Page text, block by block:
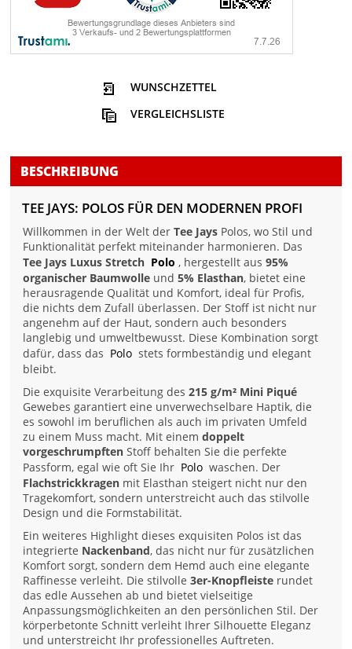
WUNSCHZETTEL
VERGLEICHSLISTE
BESCHREIBUNG
TEE JAYS: POLOS FÜR DEN MODERNEN PROFI
Willkommen in der Welt derTee Jays Polos, wo Stil und
Funktionalität perfekt miteinander harmonieren. Das
Tee Jays Luxus Stretch Polo , hergestellt aus95%
organischer Baumwolle und5% Elasthan, bietet eine
herausragende Qualität und Komfort, ideal für Profis,
die nichts dem Zufall überlassen. Der Stoff ist nicht nur
angenehm auf der Haut, sondern auch besonders
langlebig und umweltbewusst. Diese Kombination sorgt
dafür, dass das Polo stets formbeständig und elegant
bleibt.
Die exquisite Verarbeitung des215 g/m² Mini Piqué
Gewebes garantiert eine unverwechselbare Haptik, die
es sowohl im beruflichen als auch im privaten Umfeld
zu einem Muss macht. Mit einemdoppelt
vorgeschrumpften Stoff behalten Sie die perfekte
Passform, egal wie oft Sie Ihr Polo waschen. Der
Flachstrickkragen mit Elasthan steigert nicht nur den
Tragekomfort, sondern unterstreicht auch das stilvolle
Design und die Formstabilität.
Ein weiteres Highlight dieses exquisiten Polos ist das
integrierte Nackenband, das nicht nur für zusätzlichen
Komfort sorgt, sondern dem Hemd auch eine elegante
Raffinesse verleiht. Die stilvolle3er-Knopfleiste rundet
das edle Aussehen ab und bietet vielseitige
Anpassungsmöglichkeiten an den persönlichen Stil. Der
körperbetonte Schnitt verleiht Ihrer Silhouette Eleganz
und unterstreicht Ihr professionelles Auftreten.